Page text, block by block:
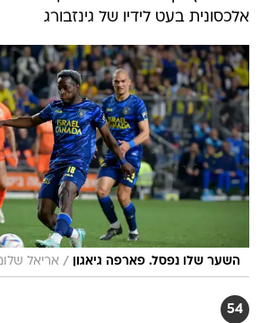
אלכסונית בעט לידיו של גינזבורג
השער שלו נפסל. פארפה גיאגון / אריאל
54